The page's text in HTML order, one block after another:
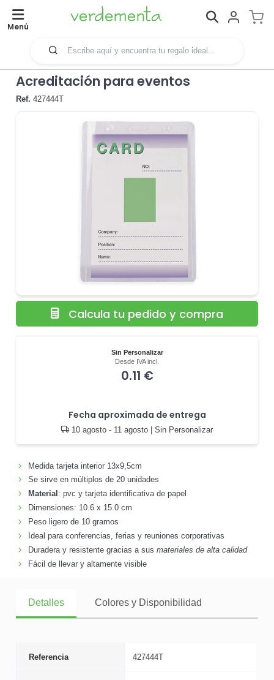
Menú
Acreditación para eventos
Ref. 427444T
Sin Personalizar
Desde IVA incl.
0.11 €
Fecha aproximada de entrega
10 agosto - 11 agosto | Sin Personalizar
Calcula tu pedido y compra
Medida tarjeta interior 13x9,5cm
Se sirve en múltiplos de 20 unidades
Material : pvc y tarjeta identificativa de papel
Dimensiones: 10.6 x 15.0 cm
Peso ligero de 10 gramos
Ideal para conferencias, ferias y reuniones corporativas
Duradera y resistente gracias a sus materiales de alta calidad
Fácil de llevar y altamente visible
Detalles Colores y Disponibilidad
Referencia 427444T